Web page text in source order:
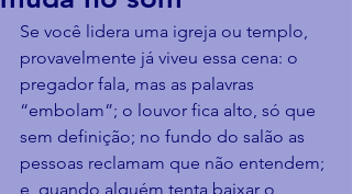
Se você lidera uma igreja ou templo,
provavelmente já viveu essa cena: o
pregador fala, mas as palavras
“embolam”; o louvor fica alto, só que
sem definição; no fundo do salão as
pessoas reclamam que não entendem;
e, quando alguém tenta baixar o